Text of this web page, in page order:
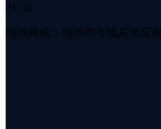
211室
地铁路线：地铁四号线高米店